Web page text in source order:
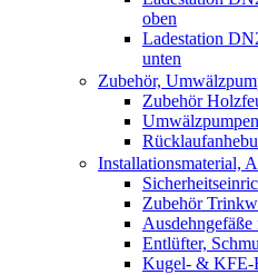
oben
Ladestation
unten
Zubehör,
Zubehör
Umwälzpumpen
Installationsmaterial,
Zubehör
Entlüfter,
Kugel- & KFE-